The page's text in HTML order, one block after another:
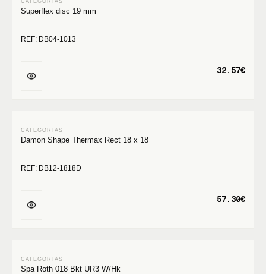
Superflex disc 19 mm
REF: DB04-1013
32.57€
Damon Shape Thermax Rect 18 x 18
REF: DB12-1818D
57.30€
Spa Roth 018 Bkt UR3 W/Hk